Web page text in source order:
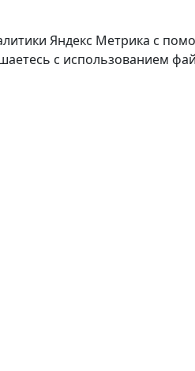
Яндекс Метрика с
с использованием